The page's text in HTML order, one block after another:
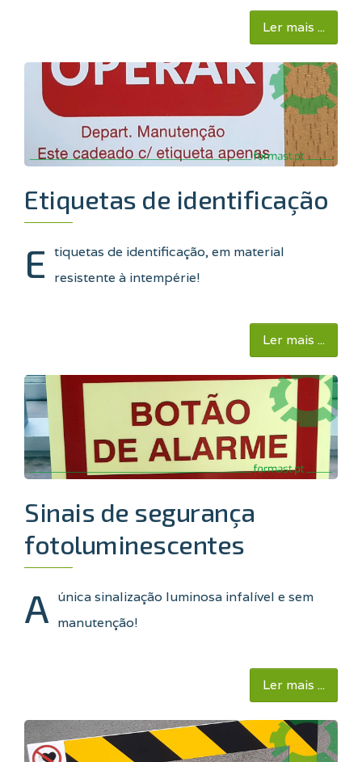
Ler mais ...
Etiquetas de identificação
E tiquetas de identificação, em material
resistente à intempérie!
Ler mais ...
Sinais de segurança
fotoluminescentes
A única sinalização luminosa infalível e sem
manutenção!
Ler mais ...